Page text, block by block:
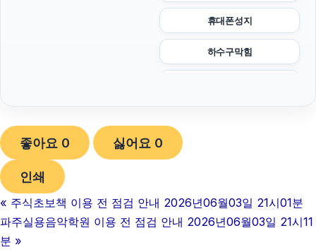
휴대폰성지
하수구막힘
대구이혼전문변호사
좋아요 0 싫어요 0
인쇄
« 주식초보책 이용 전 점검 안내 2026년06월03일 21시01분
파주실용음악학원 이용 전 점검 안내 2026년06월03일 21시11
분 »